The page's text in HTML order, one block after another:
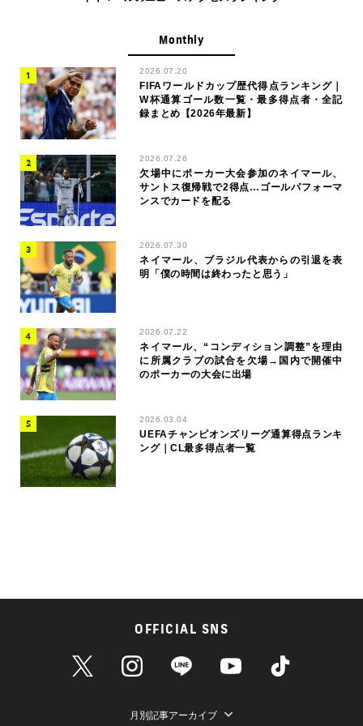
Monthly
2026.07.20
FIFAワールドカップ歴代得点ランキング｜
W杯通算ゴール数一覧・最多得点者・全記
録まとめ【2026年最新】
2026.07.26
欠場中にポーカー大会参加のネイマール、
サントス復帰戦で2得点…ゴールパフォーマ
ンスでカードを配る
2026.07.30
ネイマール、ブラジル代表からの引退を表
明「僕の時間は終わったと思う」
2026.07.22
ネイマール、“コンディション調整”を理由
に所属クラブの試合を欠場→国内で開催中
のポーカーの大会に出場
2026.03.04
UEFAチャンピオンズリーグ通算得点ランキ
ング｜CL最多得点者一覧
OFFICIAL SNS
月別記事アーカイブ